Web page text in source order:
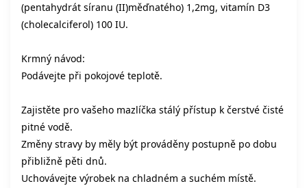
(pentahydrát síranu (II)měďnatého) 1,2mg, vitamín D3
(cholecalciferol) 100 IU.
Krmný návod:
Podávejte při pokojové teplotě.
Zajistěte pro vašeho mazlíčka stálý přístup k čerstvé čisté
pitné vodě.
Změny stravy by měly být prováděny postupně po dobu
přibližně pěti dnů.
Uchovávejte výrobek na chladném a suchém místě.